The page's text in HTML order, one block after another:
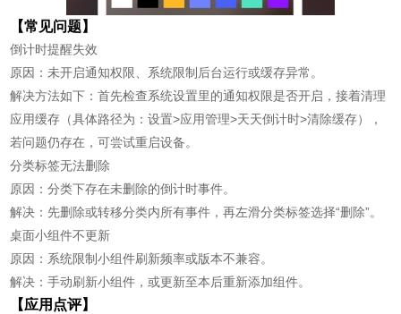
【常见问题】
倒计时提醒失效
原因：未开启通知权限、系统限制后台运行或缓存异常。
解决方法如下：首先检查系统设置里的通知权限是否开启，接着清理
应用缓存（具体路径为：设置>应用管理>天天倒计时>清除缓存），
若问题仍存在，可尝试重启设备。
分类标签无法删除
原因：分类下存在未删除的倒计时事件。
解决：先删除或转移分类内所有事件，再左滑分类标签选择“删除”。
桌面小组件不更新
原因：系统限制小组件刷新频率或版本不兼容。
解决：手动刷新小组件，或更新至本后重新添加组件。
【应用点评】